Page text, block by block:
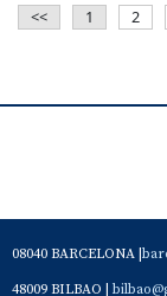
<< 1 2
08040 BARCELONA |
48009 BILBAO |